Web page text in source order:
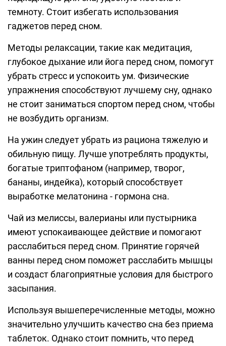
темноту. Стоит избегать использования
гаджетов перед сном.
Методы релаксации, такие как медитация,
глубокое дыхание или йога перед сном, помогут
убрать стресс и успокоить ум. Физические
упражнения способствуют лучшему сну, однако
не стоит заниматься спортом перед сном, чтобы
не возбудить организм.
На ужин следует убрать из рациона тяжелую и
обильную пищу. Лучше употреблять продукты,
богатые триптофаном (например, творог,
бананы, индейка), который способствует
выработке мелатонина - гормона сна.
Чай из мелиссы, валерианы или пустырника
имеют успокаивающее действие и помогают
расслабиться перед сном. Принятие горячей
ванны перед сном поможет расслабить мышцы
и создаст благоприятные условия для быстрого
засыпания.
Используя вышеперечисленные методы, можно
значительно улучшить качество сна без приема
таблеток. Однако стоит помнить, что перед